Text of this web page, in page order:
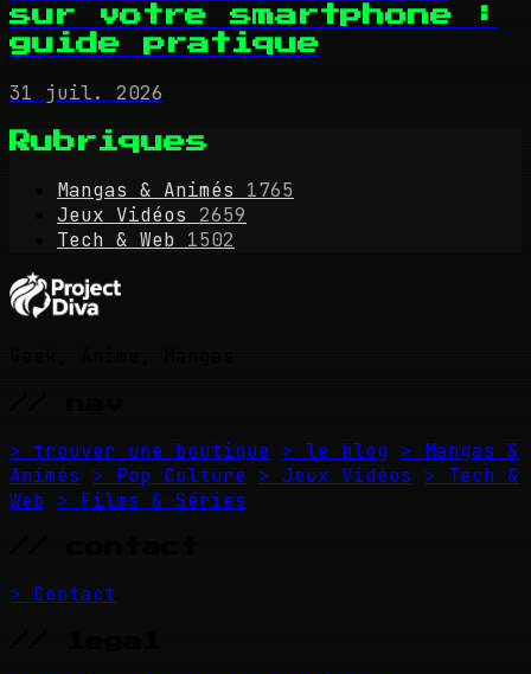
sur votre smartphone :
guide pratique
31 juil. 2026
Rubriques
Mangas & Animés
1765
Jeux Vidéos
2659
Tech & Web 1502
> trouver une boutique > le blog > Mangas &
Animés
> Pop Culture > Jeux Vidéos
> Tech &
Web > Films & Séries
> Contact